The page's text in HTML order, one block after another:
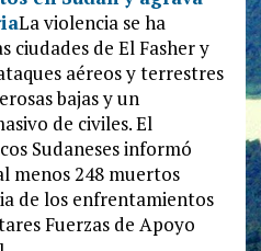
La violencia se ha
ciudades de El Fasher y
aéreos y terrestres
bajas y un
de civiles. El
Sudaneses informó
menos 248 muertos
de los enfrentamientos
Fuerzas de Apoyo